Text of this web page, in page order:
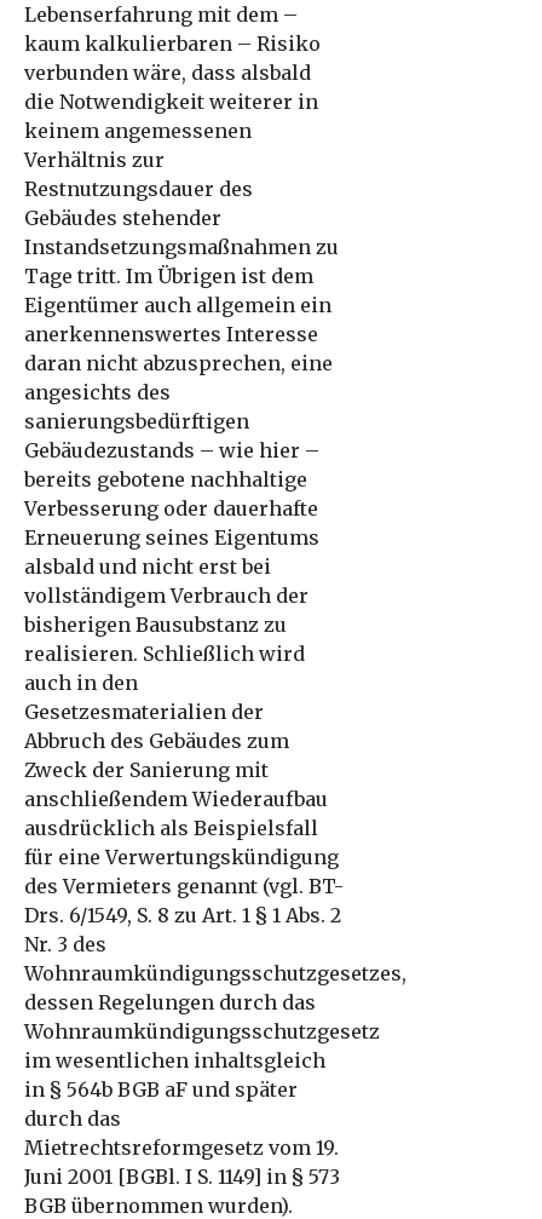
Lebenserfahrung mit dem –
kaum kalkulierbaren – Risiko
verbunden wäre, dass alsbald
die Notwendigkeit weiterer in
keinem angemessenen
Verhältnis zur
Restnutzungsdauer des
Gebäudes stehender
Instandsetzungsmaßnahmen zu
Tage tritt. Im Übrigen ist dem
Eigentümer auch allgemein ein
anerkennenswertes Interesse
daran nicht abzusprechen, eine
angesichts des
sanierungsbedürftigen
Gebäudezustands – wie hier –
bereits gebotene nachhaltige
Verbesserung oder dauerhafte
Erneuerung seines Eigentums
alsbald und nicht erst bei
vollständigem Verbrauch der
bisherigen Bausubstanz zu
realisieren. Schließlich wird
auch in den
Gesetzesmaterialien der
Abbruch des Gebäudes zum
Zweck der Sanierung mit
anschließendem Wiederaufbau
ausdrücklich als Beispielsfall
für eine Verwertungskündigung
des Vermieters genannt (vgl. BT-
Drs. 6/1549, S. 8 zu Art. 1 § 1 Abs. 2
Nr. 3 des
Wohnraumkündigungsschutzgesetzes,
dessen Regelungen durch das
Wohnraumkündigungsschutzgesetz
im wesentlichen inhaltsgleich
in § 564b BGB aF und später
durch das
Mietrechtsreformgesetz vom 19.
Juni 2001 [BGBl. I S. 1149] in § 573
BGB übernommen wurden).